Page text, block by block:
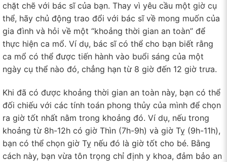
chặt chẽ với bác sĩ của bạn. Thay vì yêu cầu một giờ cụ
thể, hãy chủ động trao đổi với bác sĩ về mong muốn của
gia đình và hỏi về một “khoảng thời gian an toàn” để
thực hiện ca mổ. Ví dụ, bác sĩ có thể cho bạn biết rằng
ca mổ có thể được tiến hành vào buổi sáng của một
ngày cụ thể nào đó, chẳng hạn từ 8 giờ đến 12 giờ trưa.
Khi đã có được khoảng thời gian an toàn này, bạn có thể
đối chiếu với các tính toán phong thủy của mình để chọn
ra giờ tốt nhất nằm trong khoảng đó. Ví dụ, nếu trong
khoảng từ 8h-12h có giờ Thìn (7h-9h) và giờ Tỵ (9h-11h),
bạn có thể chọn giờ Tỵ nếu đó là giờ tốt cho bé. Bằng
cách này, bạn vừa tôn trọng chỉ định y khoa, đảm bảo an